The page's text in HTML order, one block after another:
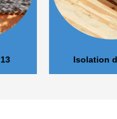
Isolation de toit 13